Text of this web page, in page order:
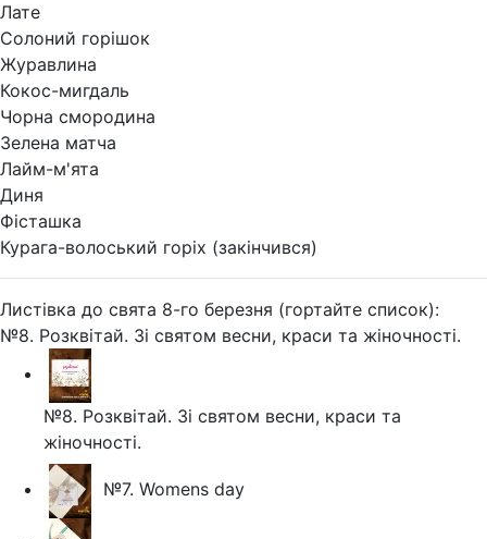
Лате
Солоний горішок
Журавлина
Кокос-мигдаль
Чорна смородина
Зелена матча
Лайм-м'ята
Диня
Фісташка
Курага-волоський горіх (закінчився)
Листівка до свята 8-го березня (гортайте список):
№8. Розквітай. Зі святом весни, краси та жіночності.
№8. Розквітай. Зі святом весни, краси та
жіночності.
№7. Womens day